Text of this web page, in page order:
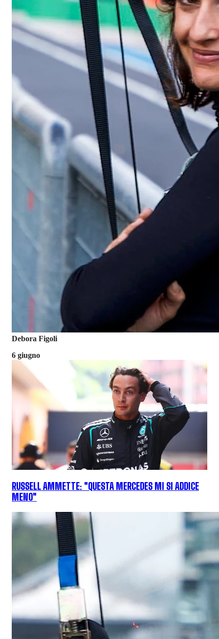
Debora Figoli
6 giugno
RUSSELL AMMETTE: "QUESTA MERCEDES MI SI ADDICE
MENO"